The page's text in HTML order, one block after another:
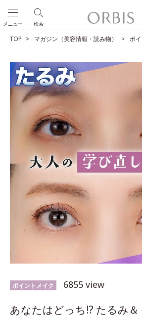
検索
メニュー
TOP マガジン（美容情報・読み物） ポ
ポイントメイク 6855 view
あなたはどっち!? たるみ＆